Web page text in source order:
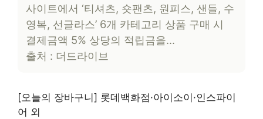
사이트에서 ‘티셔츠, 숏팬츠, 원피스, 샌들, 수
영복, 선글라스’ 6개 카테고리 상품 구매 시
결제금액 5% 상당의 적립금을…
출처 : 더드라이브
[오늘의 장바구니] 롯데백화점·아이소이·인스파이
어 외